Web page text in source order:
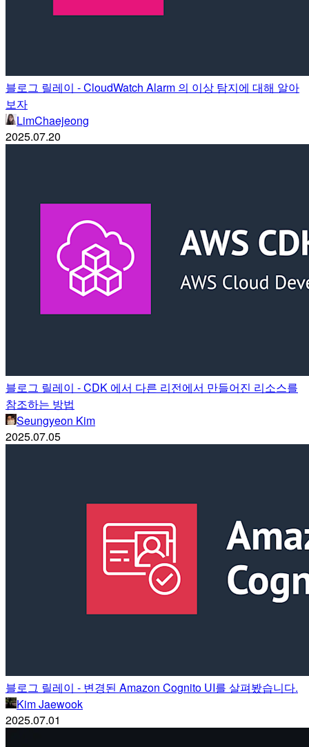
블로그 릴레이 - CloudWatch Alarm 의 이상 탐지에 대해 알아
보자
LimChaejeong
2025.07.20
블로그 릴레이 - CDK 에서 다른 리전에서 만들어진 리소스를
참조하는 방법
Seungyeon Kim
2025.07.05
블로그 릴레이 - 변경된 Amazon Cognito UI를 살펴봤습니다.
Kim Jaewook
2025.07.01